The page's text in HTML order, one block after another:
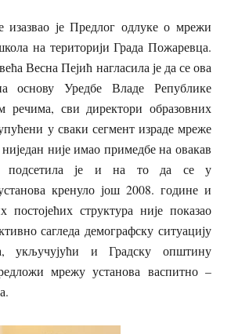
изазвао је Предлог одлуке о мрежи
на територији Града Пожаревца.
Весна Пејић нагласила је да се ова
основу Уредбе Владе Републике
сви директори образовних
у сваки сегмент израде мреже
није имао примедбе на овакав
подсетила је и на то да се у
кренуло још 2008. године и
структура није показао
сагледа демографску ситуацију
укључујући и Градску општину
мрежу установа васпитно –